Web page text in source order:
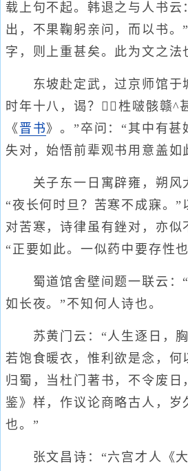
载上句不起。韩退之与人书云
出，不果鞠躬亲问，而以书。
字，则上重甚矣。此为文之法
东坡赴定武，过京师馆于
时年十八，谒？栍啵骸赣^
《 晋书》。”卒问：“其中有甚
失对，始悟前辈观书用意盖如
关子东一日寓辟雍，朔风
“夜长何时旦？苦寒不成寐。”
对苦寒，诗律虽有銼对，亦似
“正要如此。一似药中要存性
蜀道馆舍壁间题一联云：“
如长夜。”不知何人诗也。
苏黄门云：“人生逐日，胸
若饱食暖衣，惟利欲是念，何
归蜀，当杜门著书，不令废日
鉴》样，作议论商略古人，岁
也。”
张文昌诗：“六宫才人《大